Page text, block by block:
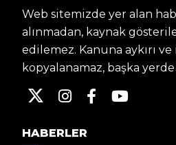
Web sitemizde yer alan
alınmadan, kaynak
edilemez. Kanuna aykırı
kopyalanamaz, başka yerde
HABERLER